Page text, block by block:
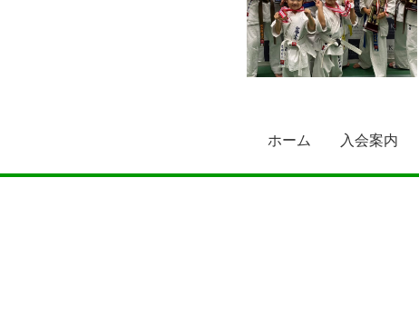
ホーム 入会案内